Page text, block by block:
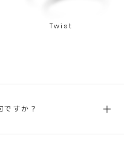
Twist
すか？